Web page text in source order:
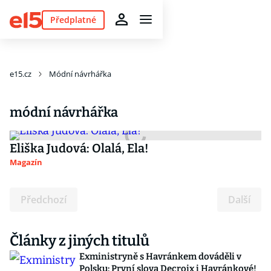
Předplatné
e15.cz Módní návrhářka
módní návrhářka
Eliška Judová: Olalá, Ela!
Magazín
Předchozí Další
Články z jiných titulů
Exministryně s Havránkem dováděli v
Polsku: První slova Decroix i Havránkové!